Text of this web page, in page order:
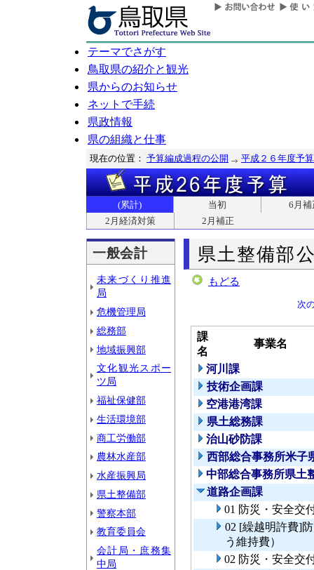
テーマでさがす
鳥取県の紹介と観光
県からのお知らせ
ネットで手続
県政情報
県の組織と仕事
現在の位置： 予算編成過程の公開 平成２６年度予算
(累計) 当初
6月補
2月経済対策
2月補正
一般会計
未来づくり推進
局
危機管理局
総務部
地域振興部
文化観光スポー
ツ局
福祉保健部
生活環境部
商工労働部
農林水産部
水産振興局
県土整備部
警察本部
教育委員会
会計局・庶務集
中局
県土整備部
もどる
次
課
名
事業名
河川課
技術企画課
空港港湾課
県土総務課
治山砂防課
西部総合事務所米子
中部総合事務所県土
道路企画課
01 防災・安全交
02 [繰越明許費]
う維持費）
02 防災・安全交